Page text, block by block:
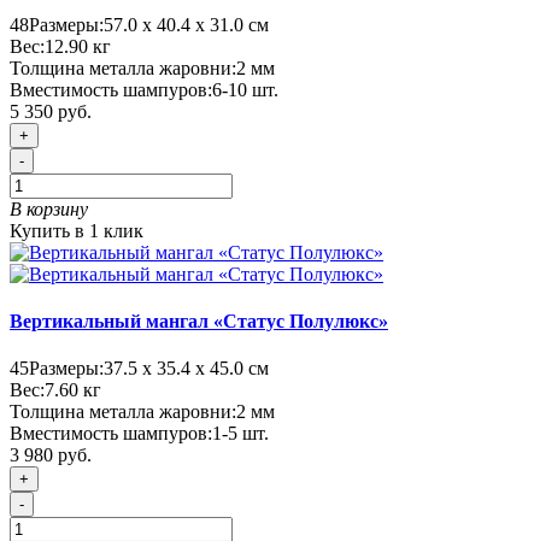
48Размеры:57.0 х 40.4 х 31.0 см
Вес:12.90 кг
Толщина металла жаровни:2 мм
Вместимость шампуров:6-10 шт.
5 350 руб.
+
-
В корзину
Купить в 1 клик
Вертикальный мангал «Статус Полулюкс»
45Размеры:37.5 х 35.4 х 45.0 см
Вес:7.60 кг
Толщина металла жаровни:2 мм
Вместимость шампуров:1-5 шт.
3 980 руб.
+
-